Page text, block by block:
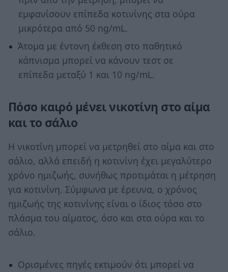
εμφανίσουν επίπεδα κοτινίνης στα ούρα
μικρότερα από 50 ng/mL.
Άτομα με έντονη έκθεση στο παθητικό
κάπνισμα μπορεί να κάνουν τεστ σε
επίπεδα μεταξύ 1 και 10 ng/mL.
Πόσο καιρό μένει νικοτίνη στο αίμα
και το σάλιο
Η νικοτίνη μπορεί να μετρηθεί στο αίμα και στο
σάλιο, αλλά επειδή η κοτινίνη έχει μεγαλύτερο
χρόνο ημιζωής, συνήθως προτιμάται η μέτρηση
για κοτινίνη. Σύμφωνα με έρευνα, ο χρόνος
ημιζωής της κοτινίνης είναι ο ίδιος τόσο στο
πλάσμα του αίματος, όσο και στα ούρα και το
σάλιο.
Ορισμένες πηγές εκτιμούν ότι μπορεί να